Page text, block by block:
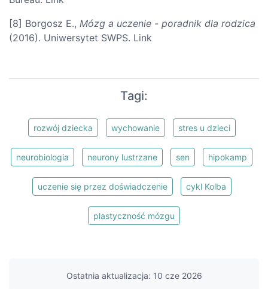
[8] Borgosz E., Mózg a uczenie - poradnik dla rodzica
(2016). Uniwersytet SWPS. Link
Tagi:
rozwój dziecka wychowanie stres u dzieci
neurobiologia neurony lustrzane sen hipokamp
uczenie się przez doświadczenie cykl Kolba
plastyczność mózgu
Ostatnia aktualizacja: 10 cze 2026